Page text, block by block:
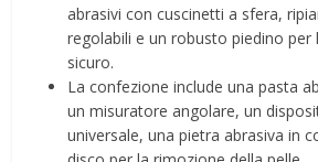
abrasivi con cuscinetti a sfera,
regolabili e un robusto piedino
sicuro.
La confezione include una pasta
un misuratore angolare, un
universale, una pietra abrasiva in